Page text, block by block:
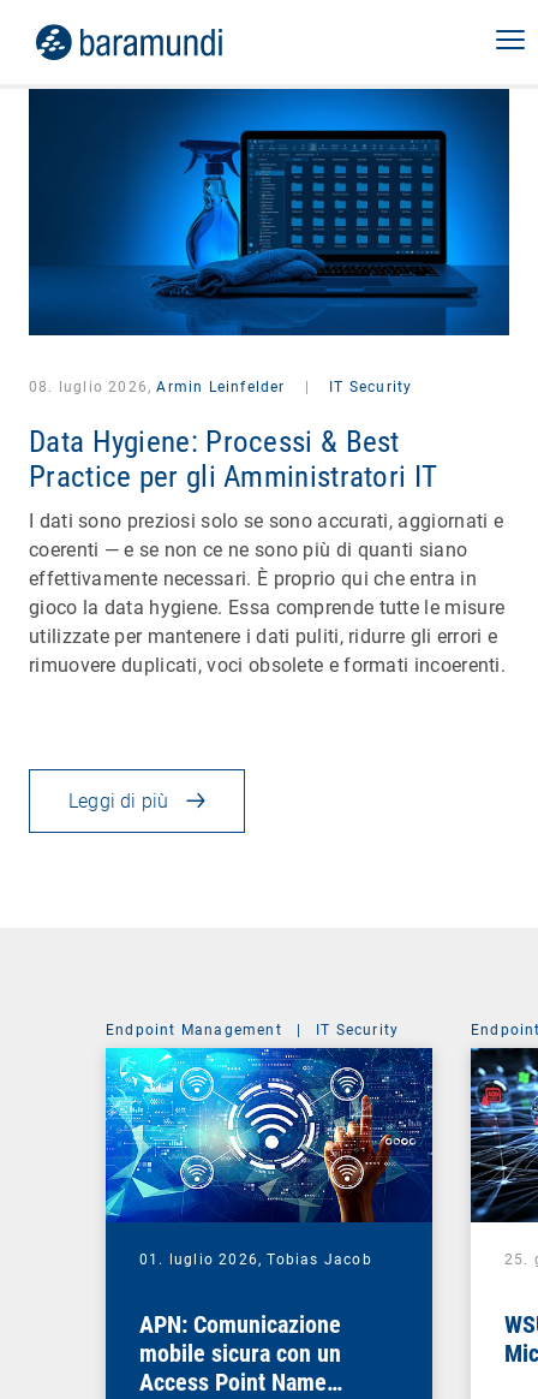
08. luglio 2026,Armin Leinfelder IT Security
Data Hygiene: Processi & Best
Practice per gli Amministratori IT
I dati sono preziosi solo se sono accurati, aggiornati e
coerenti — e se non ce ne sono più di quanti siano
effettivamente necessari. È proprio qui che entra in
gioco la data hygiene. Essa comprende tutte le misure
utilizzate per mantenere i dati puliti, ridurre gli errori e
rimuovere duplicati, voci obsolete e formati incoerenti.
Leggi di più
Endpoint Management IT Security
01. luglio 2026,Tobias Jacob
APN: Comunicazione
mobile sicura con un
Access Point Name
25.